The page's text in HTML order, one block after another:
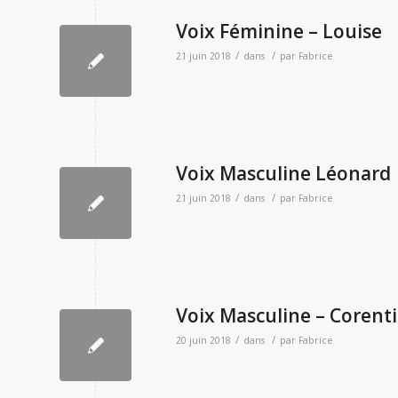
Voix Féminine – Louise
21 juin 2018 / dans / par Fabrice
Voix Masculine Léonard
21 juin 2018 / dans / par Fabrice
Voix Masculine –
20 juin 2018 / dans / par Fabrice